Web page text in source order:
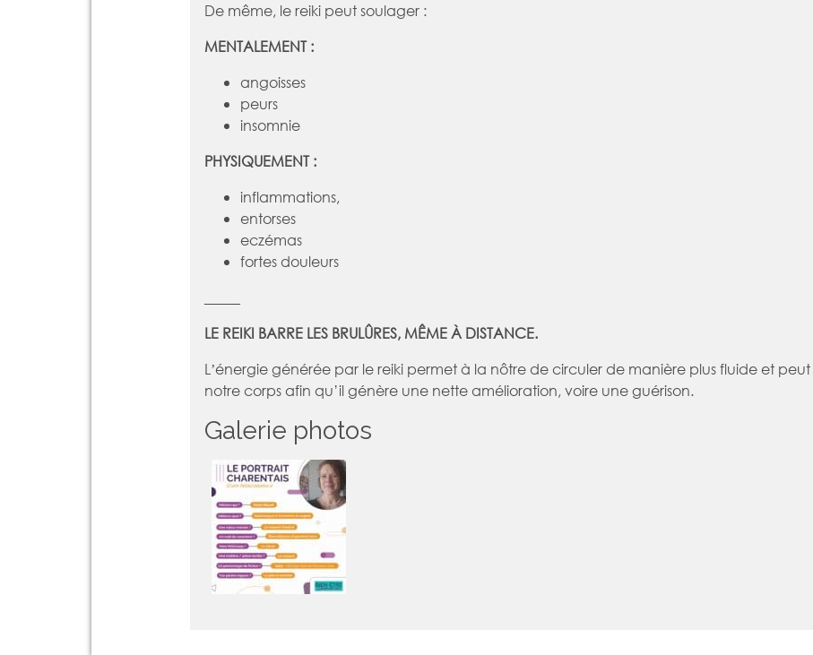
De même, le reiki peut soulager :
MENTALEMENT :
angoisses
peurs
insomnie
PHYSIQUEMENT :
inflammations,
entorses
eczémas
fortes douleurs
LE REIKI BARRE LES BRULÛRES, MÊME À DISTANCE.
Lʼénergie générée par le reiki permet à la nôtre de circuler de manière plus fluide et
notre corps afin qu’il génère une nette amélioration, voire une guérison.
Galerie photos